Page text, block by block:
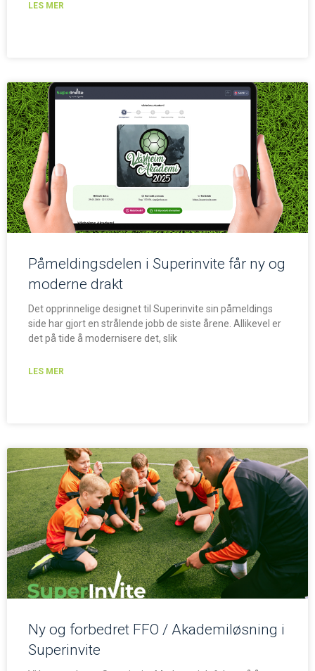
LES MER
Påmeldingsdelen i Superinvite får ny og
moderne drakt
Det opprinnelige designet til Superinvite sin påmeldings
side har gjort en strålende jobb de siste årene. Allikevel er
det på tide å modernisere det, slik
LES MER
Ny og forbedret FFO / Akademiløsning i
Superinvite